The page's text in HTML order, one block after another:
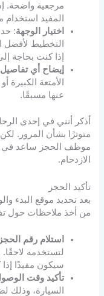
مرجعية واضحة.
المفيد استخدام
اختيار الوجهة:
التخطيط
إذا كنت بحاجة
إيضاح أي
الأمتعة الكبيرة
عنها مسبقًا.
أذكر أنني في إحدى
متوترًا بشأن المرور.
موظف الحجز ساعد في
الازدحام.
تأكيد الحجز
بعد تحديد موقع البدء
من أخذ ملاحظات حول
استلام رقم الحجز
لتستخدمه
سيكون مفيدًا
تأكيد وقت
السيارة،